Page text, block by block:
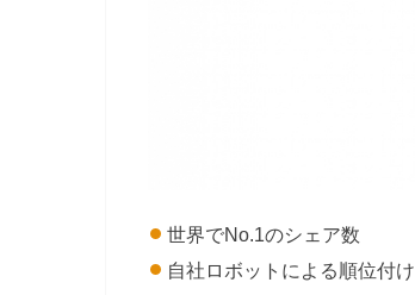
世界でNo.1のシェア数
自社ロボットによる順位付け